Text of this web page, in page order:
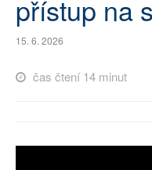
TÉMATA
NEJČTENĚJŠÍ ZA 7 DNÍ
PŘÍSPĚVKY NA PROVOZ
přístup na
15. 6. 2026
čas čtení 14 minut